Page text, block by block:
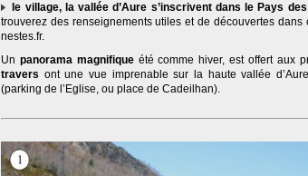
le village, la vallée d’Aure s’inscrivent dans le Pays
trouverez des renseignements utiles et de découvertes dans
nestes.fr.
Un panorama magnifiqueété comme hiver, est offert aux
travers ont une vue imprenable sur la haute vallée
(parking de l’Eglise, ou place de Cadeilhan).